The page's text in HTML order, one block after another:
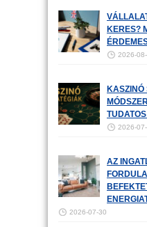
KERES?
2026-
KASZINÓ
2026-
AZ
2026-07-30